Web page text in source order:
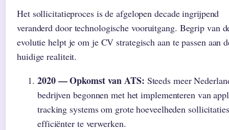
Het sollicitatieproces is de afgelopen decade ingrijpend
veranderd door technologische vooruitgang. Begrip van
evolutie helpt je om je CV strategisch aan te passen aan
huidige realiteit.
2020 — Opkomst van ATS: Steeds meer
bedrijven begonnen met het implementeren van
tracking systems om grote hoeveelheden sollicitaties
efficiënter te verwerken.